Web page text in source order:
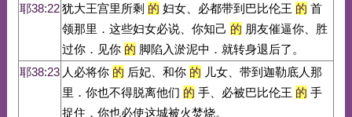
耶38:22犹大王宫里所剩 的 妇女、必都带到巴比伦王 的 首
领那里．这些妇女必说、你知己 的 朋友催逼你、胜
过你．见你 的 脚陷入淤泥中．就转身退后了。
耶38:23 人必将你 的 后妃、和你 的 儿女、带到迦勒底人那
里．你也不得脱离他们 的 手、必被巴比伦王 的 手
捉住．你也必使这城被火焚烧。